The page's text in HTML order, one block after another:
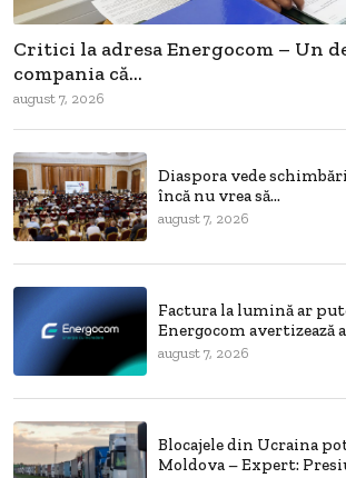
Critici la adresa Energocom – Un
compania că...
august 7, 2026
Diaspora vede
încă nu vrea să...
august 7, 2026
Factura la lumină ar
Energocom avertizează
august 7, 2026
Blocajele din Ucraina
Moldova – Expert: